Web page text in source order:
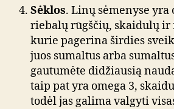
Sėklos. Linų sėmenyse yra
riebalų rūgščių, skaidulų ir
kurie pagerina širdies
juos sumaltus arba
gautumėte didžiausią
taip pat yra omega 3,
todėl jas galima valgyti